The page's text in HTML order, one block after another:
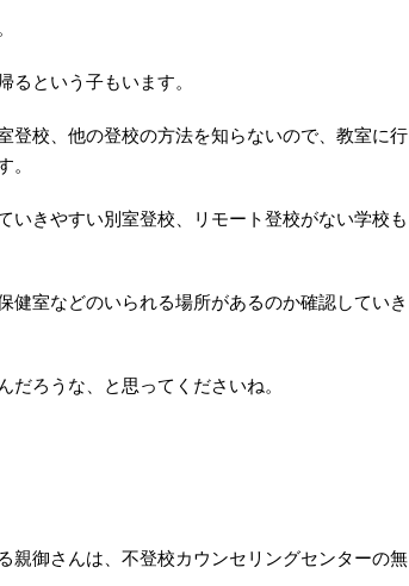
るという子もいます。
登校、他の登校の方法を知らないので、教室に行
。
いきやすい別室登校、リモート登校がない学校も
健室などのいられる場所があるのか確認していき
ろうな、と思ってくださいね。
親御さんは、不登校カウンセリングセンターの無